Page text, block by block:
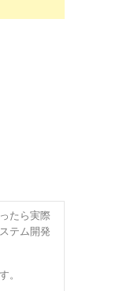
たら実際
テム開発
。